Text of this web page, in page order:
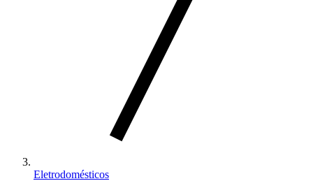
Eletrodomésticos